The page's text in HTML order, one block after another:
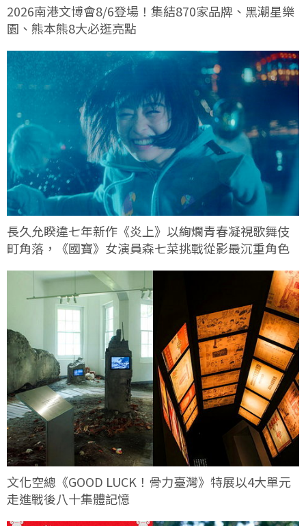
2026南港文博會8/6登場！集結870家品牌、黑潮星樂
園、熊本熊8大必逛亮點
長久允睽違七年新作《炎上》以絢爛青春凝視歌舞伎
町角落，《國寶》女演員森七菜挑戰從影最沉重角色
文化空總《GOOD LUCK！骨力臺灣》特展以4大單元
走進戰後八十集體記憶